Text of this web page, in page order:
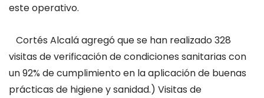
este operativo.
Cortés Alcalá agregó que se han realizado 328
visitas de verificación de condiciones sanitarias con
un 92% de cumplimiento en la aplicación de buenas
prácticas de higiene y sanidad.) Visitas de